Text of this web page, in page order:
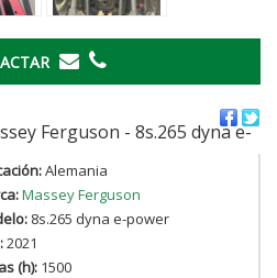
Ferguson - 8s.265 dyna e-
Alemania
Massey Ferguson
8s.265 dyna e-power
2021
(h):1500